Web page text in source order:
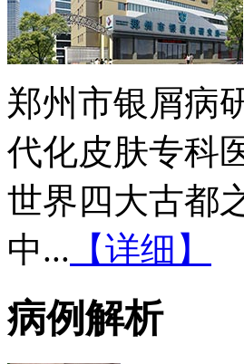
郑州市银屑病
代化皮肤专科
世界四大古都
中... 【详细】
病例解析